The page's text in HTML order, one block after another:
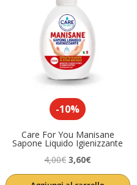
-10%
Care For You Manisane
Sapone Liquido Igienizzante
4,00€ Il
prezzo
3,60€Il
prezzo